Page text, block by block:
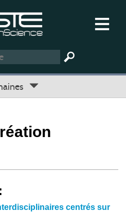
centrés sur